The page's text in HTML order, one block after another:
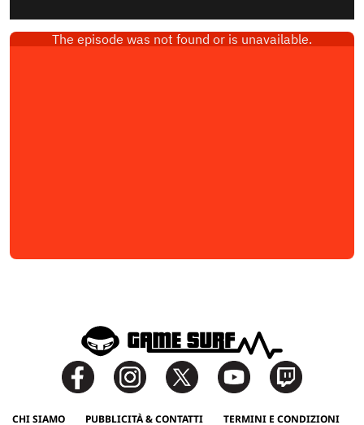
CHI SIAMO PUBBLICITÀ & CONTATTI TERMINI E CONDIZIONI